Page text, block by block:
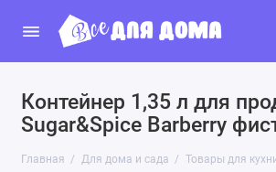
Контейнер 1,35 л для
Sugar&Spice Вarberry
Главная Для дома и сада Товары для